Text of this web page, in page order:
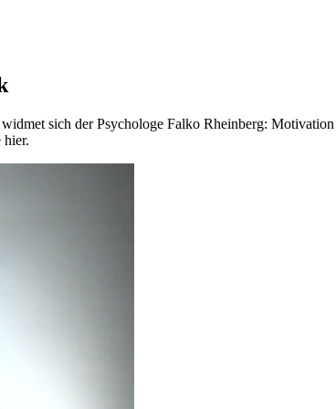
sich der Psychologe Falko Rheinberg:
hier.